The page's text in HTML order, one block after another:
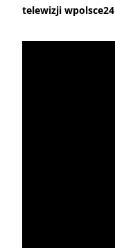
telewizji wpolsce24